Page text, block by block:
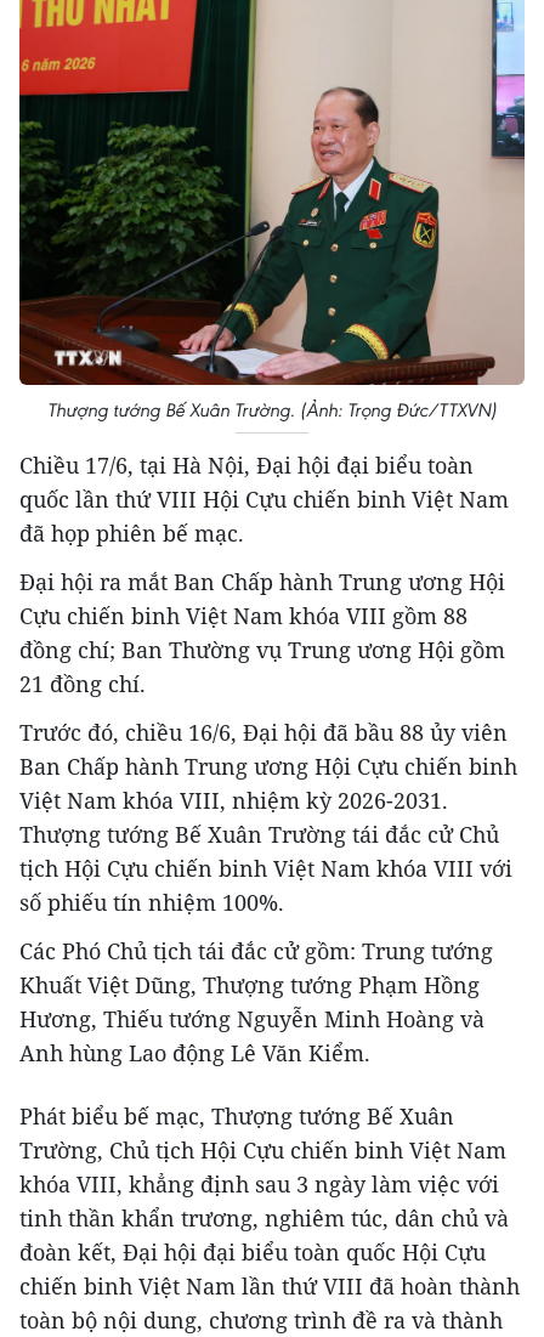
Thượng tướng Bế Xuân Trường. (Ảnh: Trọng Đức/TTXVN)
Chiều 17/6, tại Hà Nội, Đại hội đại biểu toàn
quốc lần thứ VIII Hội Cựu chiến binh Việt Nam
đã họp phiên bế mạc.
Đại hội ra mắt Ban Chấp hành Trung ương Hội
Cựu chiến binh Việt Nam khóa VIII gồm 88
đồng chí; Ban Thường vụ Trung ương Hội gồm
21 đồng chí.
Trước đó, chiều 16/6, Đại hội đã bầu 88 ủy viên
Ban Chấp hành Trung ương Hội Cựu chiến binh
Việt Nam khóa VIII, nhiệm kỳ 2026-2031.
Thượng tướng Bế Xuân Trường tái đắc cử Chủ
tịch Hội Cựu chiến binh Việt Nam khóa VIII với
số phiếu tín nhiệm 100%.
Các Phó Chủ tịch tái đắc cử gồm: Trung tướng
Khuất Việt Dũng, Thượng tướng Phạm Hồng
Hương, Thiếu tướng Nguyễn Minh Hoàng và
Anh hùng Lao động Lê Văn Kiểm.
Phát biểu bế mạc, Thượng tướng Bế Xuân
Trường, Chủ tịch Hội Cựu chiến binh Việt Nam
khóa VIII, khẳng định sau 3 ngày làm việc với
tinh thần khẩn trương, nghiêm túc, dân chủ và
đoàn kết, Đại hội đại biểu toàn quốc Hội Cựu
chiến binh Việt Nam lần thứ VIII đã hoàn thành
toàn bộ nội dung, chương trình đề ra và thành